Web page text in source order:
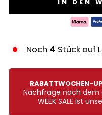
Noch 4 Stück auf
RABATTWOCHEN-
Nachfrage nach dem
WEEK SALE ist